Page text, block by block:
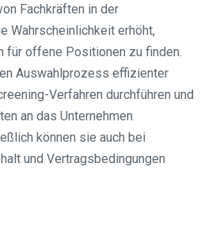
Fachkräften in der
Wahrscheinlichkeit erhöht,
für offene Positionen zu finden.
Auswahlprozess effizienter
Verfahren durchführen und
an das Unternehmen
können sie auch bei
und Vertragsbedingungen